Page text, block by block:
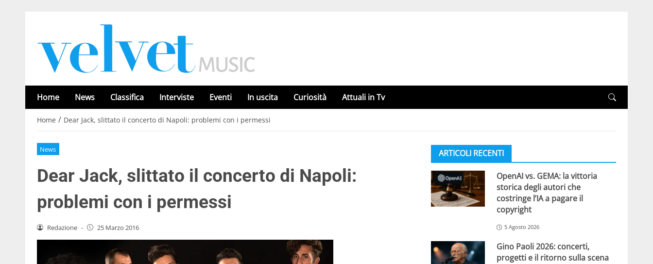
Home News Classifica Interviste Eventi In uscita Curiosità Attuali in Tv
Home / Dear Jack, slittato il concerto di Napoli: problemi con i permessi
News
Dear Jack, slittato il concerto di Napoli:
problemi con i permessi
Redazione - 25 Marzo 2016
ARTICOLI RECENTI
OpenAI vs. GEMA: la vittoria
storica degli autori che
costringe l’IA a pagare il
copyright
5 Agosto 2026
Gino Paoli 2026: concerti,
progetti e il ritorno sulla scena